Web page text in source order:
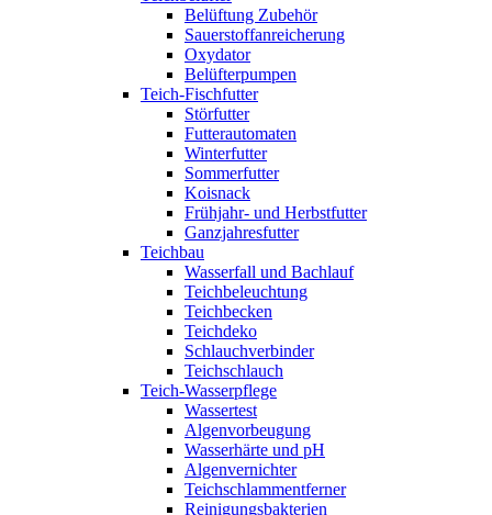
Belüftung Zubehör
Sauerstoffanreicherung
Oxydator
Belüfterpumpen
Teich-Fischfutter
Störfutter
Futterautomaten
Winterfutter
Sommerfutter
Koisnack
Frühjahr- und Herbstfutter
Ganzjahresfutter
Teichbau
Wasserfall und Bachlauf
Teichbeleuchtung
Teichbecken
Teichdeko
Schlauchverbinder
Teichschlauch
Teich-Wasserpflege
Wassertest
Algenvorbeugung
Wasserhärte und pH
Algenvernichter
Teichschlammentferner
Reinigungsbakterien